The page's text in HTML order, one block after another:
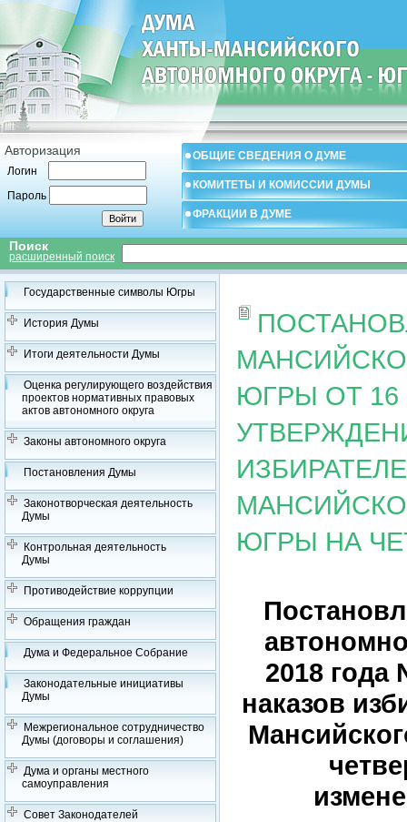
Авторизация
Логин
Пароль
ОБЩИЕ СВЕДЕНИЯ О ДУМЕ
КОМИТЕТЫ И КОМИССИИ ДУМЫ
ФРАКЦИИ В ДУМЕ
Поиск
расширенный поиск
Государственные символы Югры
История Думы
Итоги деятельности Думы
Оценка регулирующего воздействия
проектов нормативных правовых
актов автономного округа
Законы автономного округа
Постановления Думы
Законотворческая деятельность
Думы
Контрольная деятельность
Думы
Противодействие коррупции
Обращения граждан
Дума и Федеральное Собрание
Законодательные инициативы
Думы
Межрегиональное сотрудничество
Думы (договоры и соглашения)
Дума и органы местного
самоуправления
Совет Законодателей
ЮГРЫ ОТ 16
ЮГРЫ НА
2018 года
наказов